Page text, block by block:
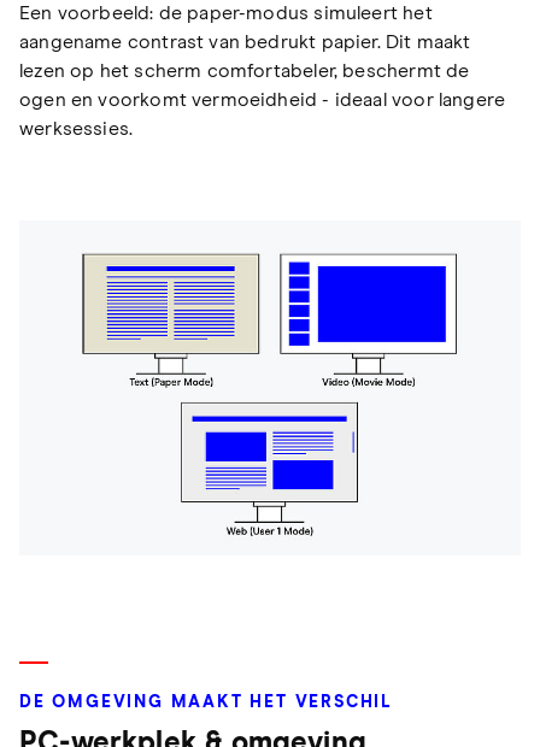
Een voorbeeld: de paper-modus simuleert het
aangename contrast van bedrukt papier. Dit maakt
lezen op het scherm comfortabeler, beschermt de
ogen en voorkomt vermoeidheid - ideaal voor langere
werksessies.
DE OMGEVING MAAKT HET VERSCHIL